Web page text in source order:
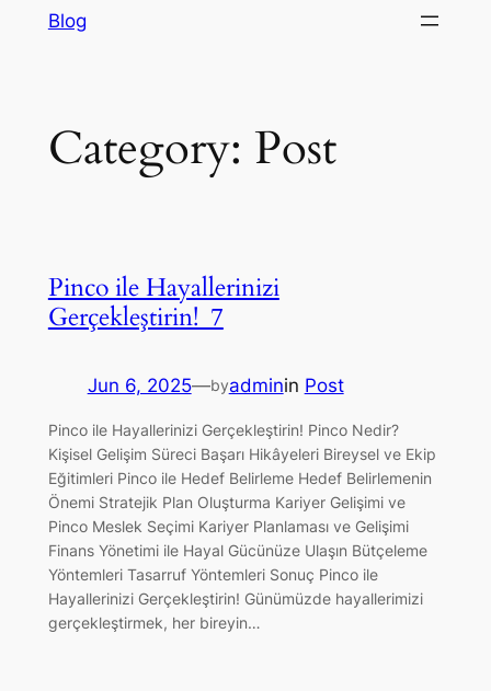
Blog
Category: Post
Pinco ile Hayallerinizi
Gerçekleştirin!_7
Jun 6, 2025—byadminin Post
Pinco ile Hayallerinizi Gerçekleştirin! Pinco Nedir?
Kişisel Gelişim Süreci Başarı Hikâyeleri Bireysel ve Ekip
Eğitimleri Pinco ile Hedef Belirleme Hedef Belirlemenin
Önemi Stratejik Plan Oluşturma Kariyer Gelişimi ve
Pinco Meslek Seçimi Kariyer Planlaması ve Gelişimi
Finans Yönetimi ile Hayal Gücünüze Ulaşın Bütçeleme
Yöntemleri Tasarruf Yöntemleri Sonuç Pinco ile
Hayallerinizi Gerçekleştirin! Günümüzde hayallerimizi
gerçekleştirmek, her bireyin…